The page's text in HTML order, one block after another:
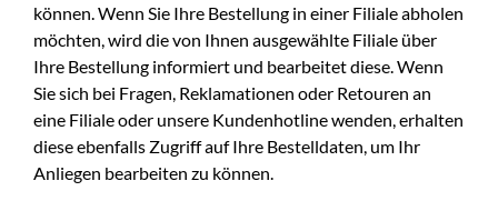
können. Wenn Sie Ihre Bestellung in einer Filiale abholen
möchten, wird die von Ihnen ausgewählte Filiale über
Ihre Bestellung informiert und bearbeitet diese. Wenn
Sie sich bei Fragen, Reklamationen oder Retouren an
eine Filiale oder unsere Kundenhotline wenden, erhalten
diese ebenfalls Zugriff auf Ihre Bestelldaten, um Ihr
Anliegen bearbeiten zu können.